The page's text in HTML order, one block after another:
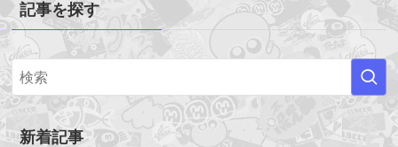
記事を探す
新着記事